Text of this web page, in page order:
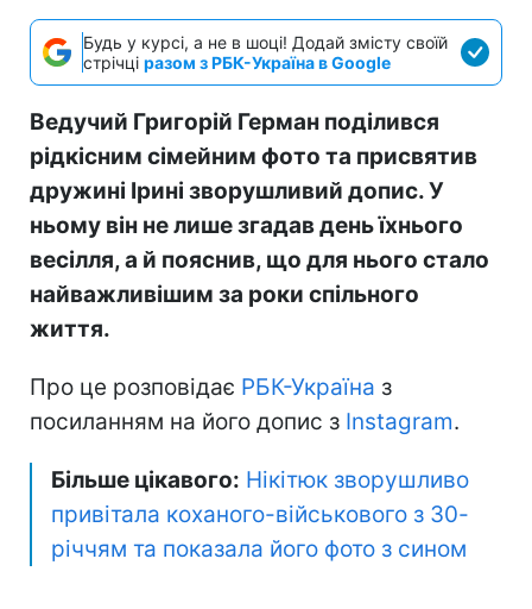
Будь у курсі, а не в шоці! Додай змісту своїй
стрічці разом з РБК-Україна в Google
Ведучий Григорій Герман поділився
рідкісним сімейним фото та присвятив
дружині Ірині зворушливий допис. У
ньому він не лише згадав день їхнього
весілля, а й пояснив, що для нього стало
найважливішим за роки спільного
життя.
Про це розповідає РБК-Україна з
посиланням на його допис з Instagram.
Більше цікавого: Нікітюк зворушливо
привітала коханого-військового з 30-
річчям та показала його фото з сином